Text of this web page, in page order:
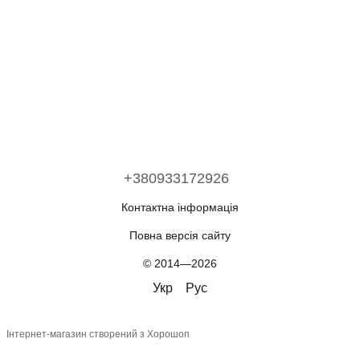
+380933172926
Контактна інформація
Повна версія сайту
© 2014—2026
Укр Рус
Інтернет-магазин створений з Хорошоп